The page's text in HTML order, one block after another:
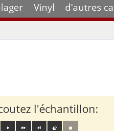
Vinyl d'autres
l'échantillon: